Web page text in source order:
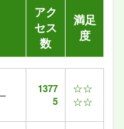
アク
セス
数
満足
度
1377
5
☆☆
☆☆